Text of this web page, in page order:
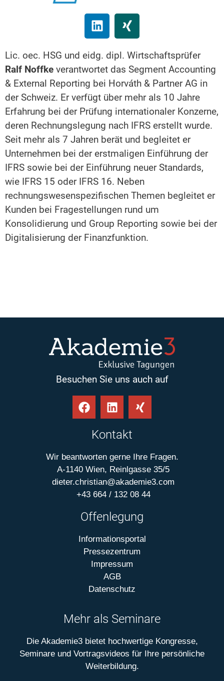
Lic. oec. HSG und eidg. dipl. Wirtschaftsprüfer
Ralf Noffke verantwortet das Segment Accounting
& External Reporting bei Horváth & Partner AG in
der Schweiz. Er verfügt über mehr als 10 Jahre
Erfahrung bei der Prüfung internationaler Konzerne,
deren Rechnungslegung nach IFRS erstellt wurde.
Seit mehr als 7 Jahren berät und begleitet er
Unternehmen bei der erstmaligen Einführung der
IFRS sowie bei der Einführung neuer Standards,
wie IFRS 15 oder IFRS 16. Neben
rechnungswesenspezifischen Themen begleitet er
Kunden bei Fragestellungen rund um
Konsolidierung und Group Reporting sowie bei der
Digitalisierung der Finanzfunktion.
Besuchen Sie uns auch auf
Kontakt
Wir beantworten gerne Ihre Fragen.
A-1140 Wien, Reinlgasse 35/5
dieter.christian@akademie3.com
+43 664 / 132 08 44
Offenlegung
Informationsportal
Pressezentrum
Impressum
AGB
Datenschutz
Mehr als Seminare
Die Akademie3 bietet hochwertige Kongresse,
Seminare und Vortragsvideos für Ihre persönliche
Weiterbildung.